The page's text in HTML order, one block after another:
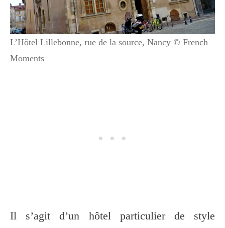
L’Hôtel Lillebonne, rue de la source, Nancy © French
Moments
Il s’agit d’un hôtel particulier de style